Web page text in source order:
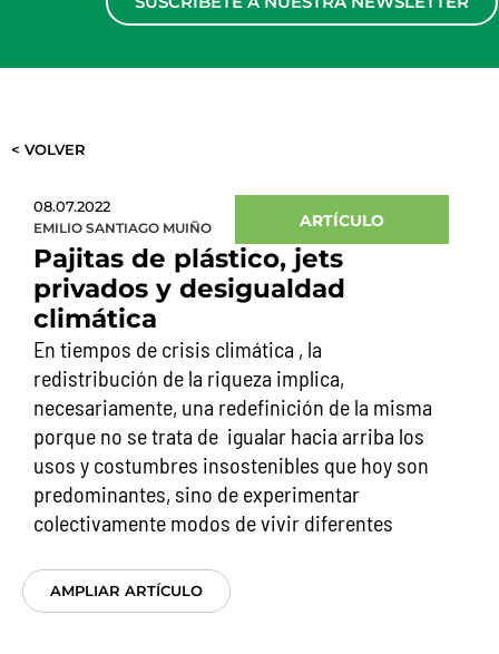
< VOLVER
08.07.2022
EMILIO SANTIAGO MUIÑO ARTÍCULO
Pajitas de plástico, jets
privados y desigualdad
climática
En tiempos de crisis climática , la
redistribución de la riqueza implica,
necesariamente, una redefinición de la misma
porque no se trata de igualar hacia arriba los
usos y costumbres insostenibles que hoy son
predominantes, sino de experimentar
colectivamente modos de vivir diferentes
AMPLIAR ARTÍCULO